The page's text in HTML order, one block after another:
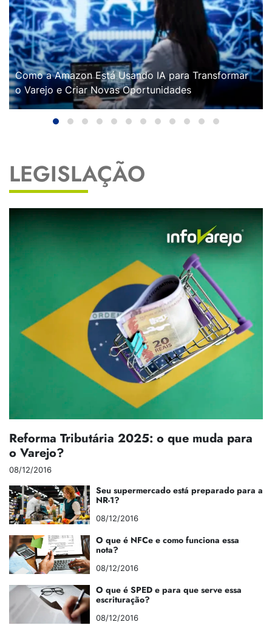
Como a Amazon Está Usando IA para Transformar
o Varejo e Criar Novas Oportunidades
LEGISLAÇÃO
Reforma Tributária 2025: o que muda para
o Varejo?
08/12/2016
Seu supermercado está preparado para a
NR-1?
08/12/2016
O que é NFCe e como funciona essa
nota?
08/12/2016
O que é SPED e para que serve essa
escrituração?
08/12/2016